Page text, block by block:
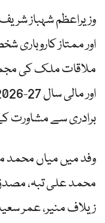
وزیراعظم شہباز
اور ممتاز کاروباری
ملاقات ملک کی
برادری سے مشاورت
وفد میں میاں محمد
محمد علی تبہ، مصدق
زیلاف منیر، عمر